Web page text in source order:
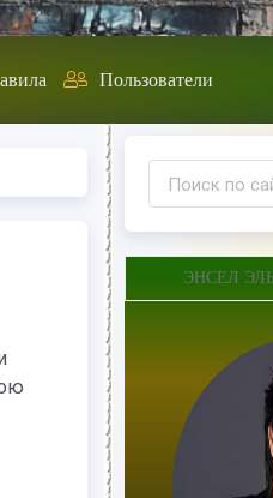
Пользователи
ЭНСЕЛ